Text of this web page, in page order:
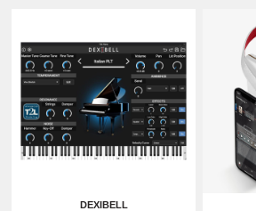
DEXIBELL